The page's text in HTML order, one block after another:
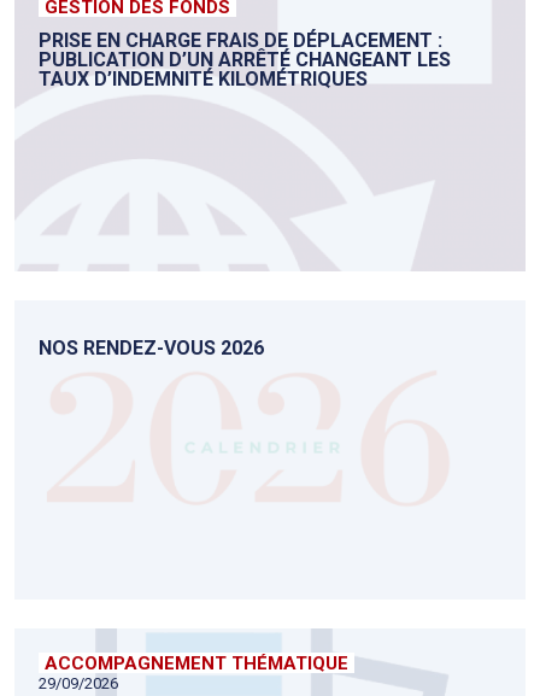
GESTION DES FONDS
PRISE EN CHARGE FRAIS DE DÉPLACEMENT :
PUBLICATION D’UN ARRÊTÉ CHANGEANT LES
TAUX D’INDEMNITÉ KILOMÉTRIQUES
NOS RENDEZ-VOUS 2026
ACCOMPAGNEMENT THÉMATIQUE
29/09/2026